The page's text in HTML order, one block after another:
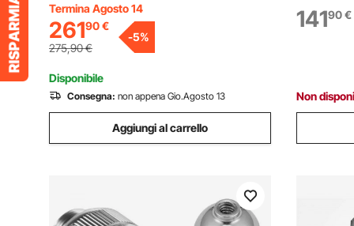
Colorata 7 Pollici, Telecamera Ispezione
Sonda Cavo da 30m per Tubi
Angolazione Visiva 130°
Termina Agosto 14
26190€
275,90€
-5%
Disponibile
Consegna: non appena Gio.Agosto 13
Aggiungi al carrello
Schermo
Flessibile
14190€
Non